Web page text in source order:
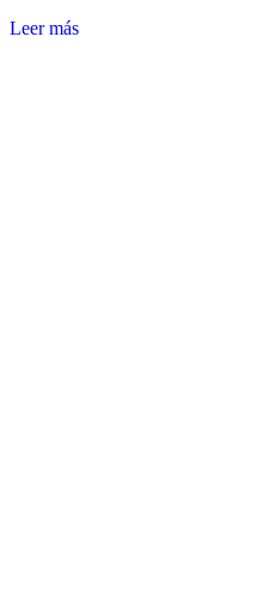
Leer más